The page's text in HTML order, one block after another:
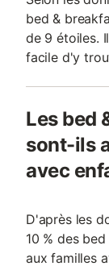
bed &
de 9 étoiles.
facile d'y
Les bed
sont-ils
avec
D'après les
10 % des
aux familles